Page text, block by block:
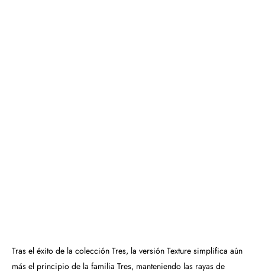
Tras el éxito de la colección Tres, la versión Texture simplifica aún
más el principio de la familia Tres, manteniendo las rayas de